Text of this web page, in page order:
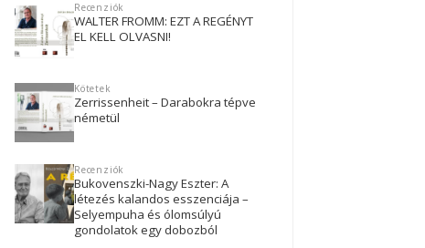
Recenziók
WALTER FROMM: EZT A REGÉNYT
EL KELL OLVASNI!
Kötetek
Zerrissenheit – Darabokra tépve
németül
Recenziók
Bukovenszki-Nagy Eszter: A
létezés kalandos esszenciája –
Selyempuha és ólomsúlyú
gondolatok egy dobozból